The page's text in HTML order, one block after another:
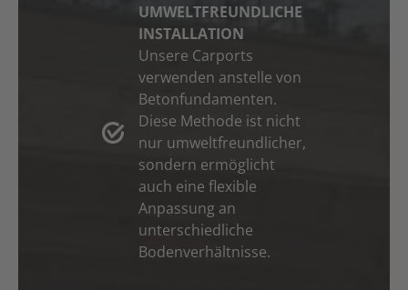
UMWELTFREUNDLICHE
INSTALLATION
Unsere Carports
verwenden anstelle von
Betonfundamenten.
Diese Methode ist nicht
nur umweltfreundlicher,
sondern ermöglicht
auch eine flexible
Anpassung an
unterschiedliche
Bodenverhältnisse.